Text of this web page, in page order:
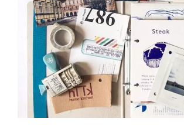
SLOW
LIVING